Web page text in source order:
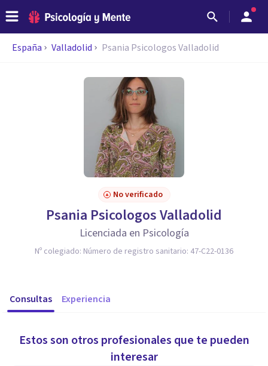
España Valladolid Psania Psicologos Valladolid
No verificado
Psania Psicologos Valladolid
Licenciada en Psicología
Nº colegiado: Número de registro sanitario: 47-C22-0136
Consultas Experiencia
Estos son otros profesionales que te pueden
interesar